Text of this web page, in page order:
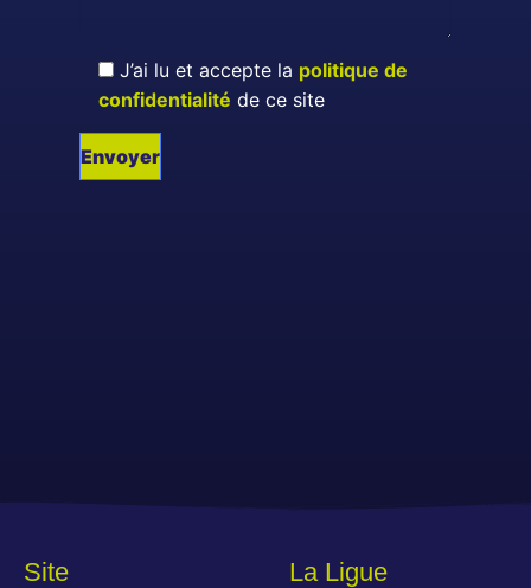
J’ai lu et accepte la politique de
confidentialité de ce site
Site
La Ligue